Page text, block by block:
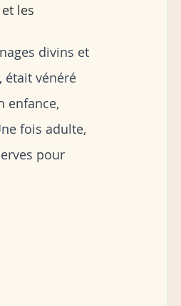
les
divins et
était vénéré
enfance,
fois adulte,
pour